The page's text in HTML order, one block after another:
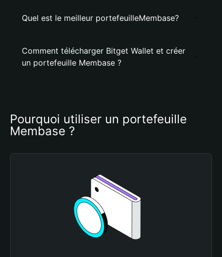
Quel est le meilleur portefeuilleMembase?
Comment télécharger Bitget Wallet et créer
un portefeuille Membase ?
Pourquoi utiliser un portefeuille
Membase ?